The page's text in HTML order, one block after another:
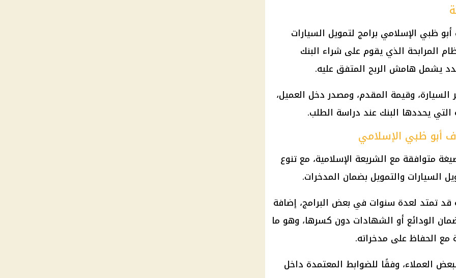
ظبي الإسلامي برامج لتمويل السيارات
المرابحة الذي يقوم على شراء البنك
يشمل هامش الربح المتفق عليه.
وقيمة المقدم، ومصدر دخل العميل،
التي يحددها البنك عند دراسة الطلب.
أبو ظبي الإسلامي
متوافقة مع الشريعة الإسلامية، مع تنوع
السيارات والتمويل بضمان المدخرات.
قد تمتد لعدة سنوات في بعض البرامج، إضافة
الودائع أو الشهادات دون كسرها، وهو ما
مع الحفاظ على مدخراته.
العملاء، وفقًا للضوابط المعتمدة داخل